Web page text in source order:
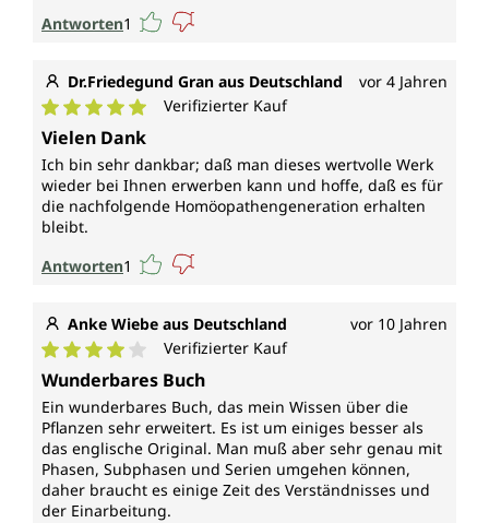
Antworten1
Dr.Friedegund Gran aus Deutschland vor 4 Jahren
Durchschnittliche Bewertung von 5 von 5 Sternen
Verifizierter Kauf
Vielen Dank
Ich bin sehr dankbar; daß man dieses wertvolle Werk
wieder bei Ihnen erwerben kann und hoffe, daß es für
die nachfolgende Homöopathengeneration erhalten
bleibt.
Antworten1
Anke Wiebe aus Deutschland vor 10 Jahren
Durchschnittliche Bewertung von 4 von 5 Sternen
Verifizierter Kauf
Wunderbares Buch
Ein wunderbares Buch, das mein Wissen über die
Pflanzen sehr erweitert. Es ist um einiges besser als
das englische Original. Man muß aber sehr genau mit
Phasen, Subphasen und Serien umgehen können,
daher braucht es einige Zeit des Verständnisses und
der Einarbeitung.